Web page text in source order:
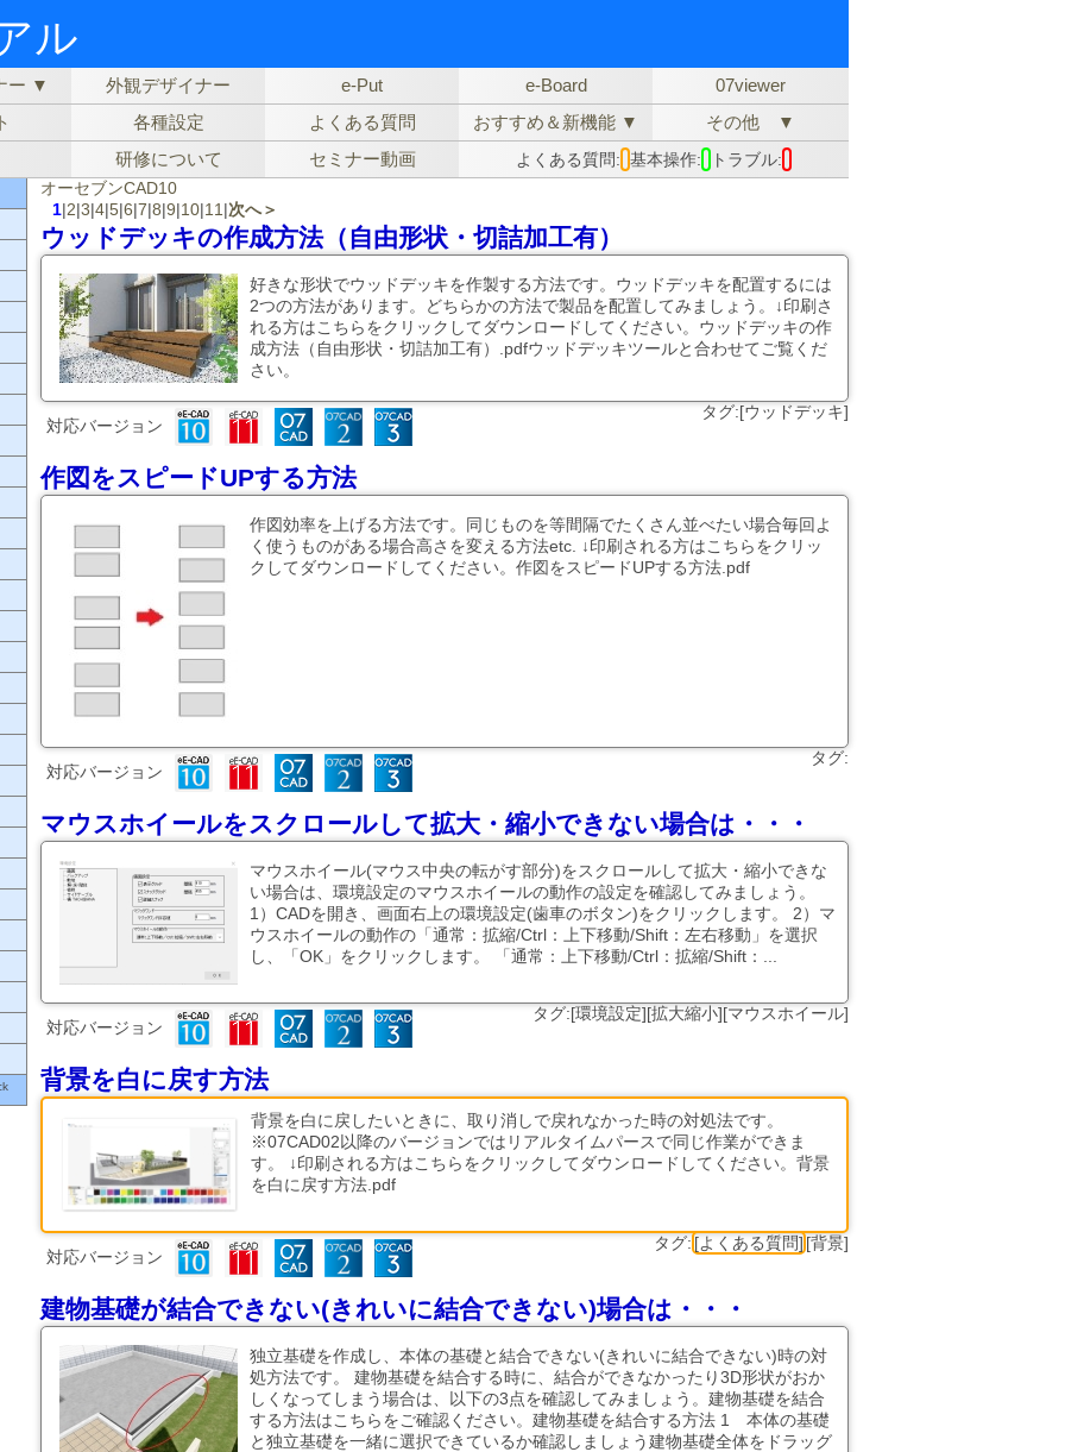
ル
ー ▼ 外観デザイナー e-Put e-Board
07viewer
各種設定 よくある質問 おすすめ＆新機能 ▼
その他 ▼
研修について セミナー動画 よくある質問: 基本操作: トラブル:
オーセブンCAD10
1|2|3|4|5|6|7|8|9|10|11 |次へ＞
ウッドデッキの作成方法（自由形状・切詰加工有）
好きな形状でウッドデッキを作製する方法です。ウッドデッキを配置するには
2つの方法があります。どちらかの方法で製品を配置してみましょう。↓印刷さ
れる方はこちらをクリックしてダウンロードしてください。ウッドデッキの作
成方法（自由形状・切詰加工有）.pdfウッドデッキツールと合わせてご覧くだ
さい。
対応バージョン
タグ:[ウッドデッキ]
作図をスピードUPする方法
作図効率を上げる方法です。同じものを等間隔でたくさん並べたい場合毎回よ
く使うものがある場合高さを変える方法etc. ↓印刷される方はこちらをクリッ
クしてダウンロードしてください。作図をスピードUPする方法.pdf
対応バージョン
タグ:
マウスホイールをスクロールして拡大・縮小できない場合は・・・
マウスホイール(マウス中央の転がす部分)をスクロールして拡大・縮小できな
い場合は、環境設定のマウスホイールの動作の設定を確認してみましょう。
1）CADを開き、画面右上の環境設定(歯車のボタン)をクリックします。 2）マ
ウスホイールの動作の「通常：拡縮/Ctrl：上下移動/Shift：左右移動」を選択
し、「OK」をクリックします。 「通常：上下移動/Ctrl：拡縮/Shift：...
対応バージョン
タグ:[環境設定][拡大縮小][マウスホイール]
背景を白に戻す方法
背景を白に戻したいときに、取り消しで戻れなかった時の対処法です。
※07CAD02以降のバージョンではリアルタイムパースで同じ作業ができま
す。 ↓印刷される方はこちらをクリックしてダウンロードしてください。背景
を白に戻す方法.pdf
対応バージョン
タグ:[よくある質問][背景]
建物基礎が結合できない(きれいに結合できない)場合は・・・
独立基礎を作成し、本体の基礎と結合できない(きれいに結合できない)時の対
処方法です。 建物基礎を結合する時に、結合ができなかったり3D形状がおか
しくなってしまう場合は、以下の3点を確認してみましょう。建物基礎を結合
する方法はこちらをご確認ください。建物基礎を結合する方法 1 本体の基礎
と独立基礎を一緒に選択できているか確認しましょう建物基礎全体をドラッグ